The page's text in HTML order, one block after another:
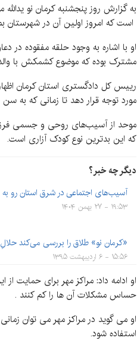
است که امروز اولین آن در شهرستان
او با اشاره به وجود حلقه مفقوده در
مشترک بوده که موضوع کشمکش با
رییس کل دادگستری استان کرمان
مورد توجه قرار دهد تا زمانی که به
موحد از آسیب‌های روحی و جسمی
که این بدترین نوع کودک آزاری است.
دیگر چه خبر؟
آسیب‌های اجتماعی در شرق استان رو
۱۹:۵۳ - ۲۷ بهمن ۱۴۰۴
«کرمان نو» طلاق را بررسی می‌کند حلالِ
۱۵:۵۶ - ۶ اردیبهشت ۱۳۹۵
او ادامه داد: مراکز مهر برای حمایت
حساس مشکلات آن ها را کم کنند .
او می گوید در مراکز مهر می توان
استفاده شود.